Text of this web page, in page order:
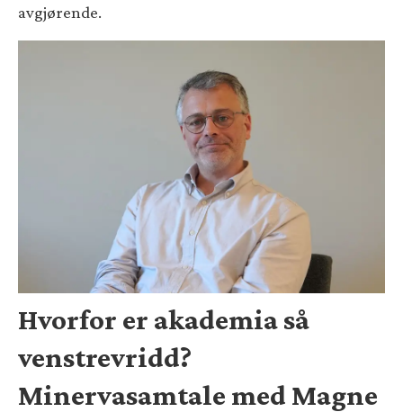
avgjørende.
Hvorfor er akademia så
venstrevridd?
Minervasamtale med Magne